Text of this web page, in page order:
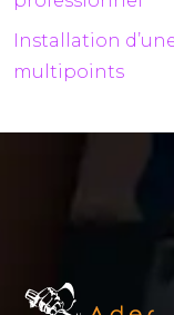
Installation
multipoints